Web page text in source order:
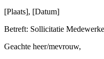
[Plaats], [Datum]
Betreft: Sollicitatie
Geachte heer/mevrouw,